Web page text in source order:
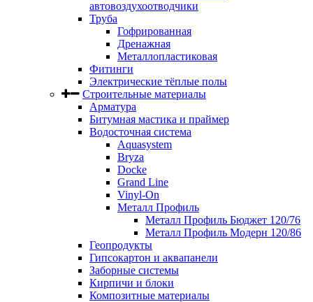
автовоздухоотводчики
Труба
Гофрированная
Дренажная
Металлопластиковая
Фитинги
Электрические тёплые полы
Строительные материалы
Арматура
Битумная мастика и праймер
Водосточная система
Aquasystem
Bryza
Docke
Grand Line
Vinyl-On
Металл Профиль
Металл Профиль Бюджет 120/76
Металл Профиль Модерн 120/86
Геопродукты
Гипсокартон и аквапанели
Заборные системы
Кирпичи и блоки
Композитные материалы